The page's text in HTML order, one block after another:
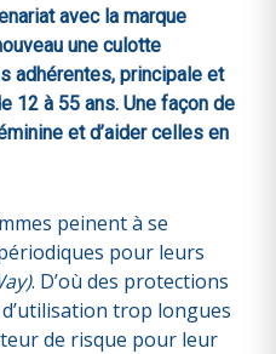
avec la marque
une culotte
adhérentes, principale et
12 à 55 ans. Une façon de
et d’aider celles en
peinent à se
pour leurs
. D’où des protections
trop longues
de risque pour leur